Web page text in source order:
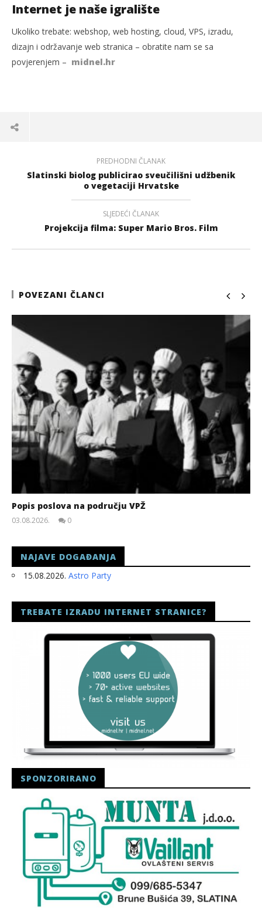
Internet je naše igralište
Ukoliko trebate: webshop, web hosting, cloud, VPS, izradu,
dizajn i održavanje web stranica – obratite nam se sa
povjerenjem – midnel.hr
PREDHODNI ČLANAK
Slatinski biolog publicirao sveučilišni udžbenik
o vegetaciji Hrvatske
SLJEDEĆI ČLANAK
Projekcija filma: Super Mario Bros. Film
POVEZANI ČLANCI
Popis poslova na području VPŽ
03.08.2026.
0
NAJAVE DOGAĐANJA
15.08.2026. Astro Party
TREBATE IZRADU INTERNET STRANICE?
SPONZORIRANO